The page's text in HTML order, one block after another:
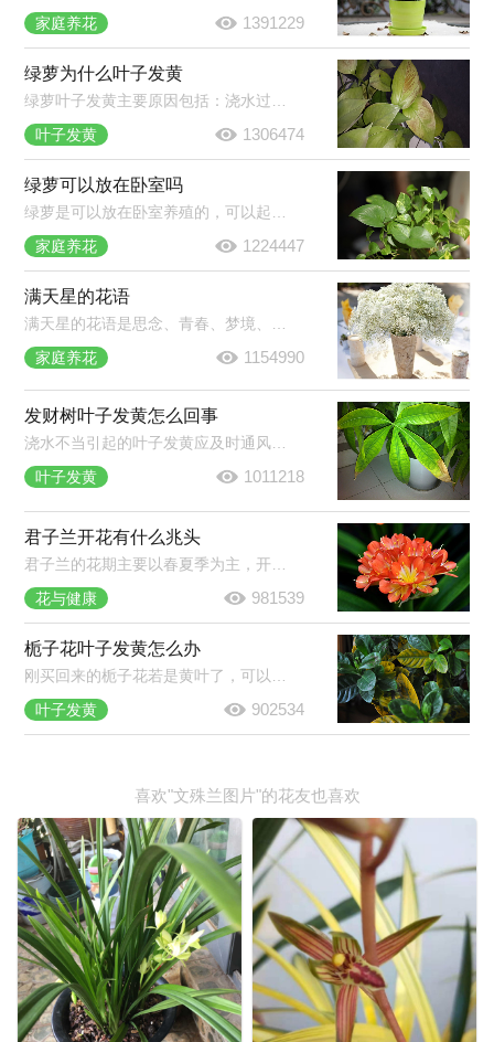
家庭养花
1391229
绿萝为什么叶子发黄
叶子发黄
1306474
绿萝可以放在卧室吗
家庭养花
1224447
满天星的花语
家庭养花
1154990
发财树叶子发黄怎么回事
叶子发黄
1011218
君子兰开花有什么兆头
花与健康
981539
栀子花叶子发黄怎么办
叶子发黄
902534
喜欢"文殊兰图片"的花友也喜欢